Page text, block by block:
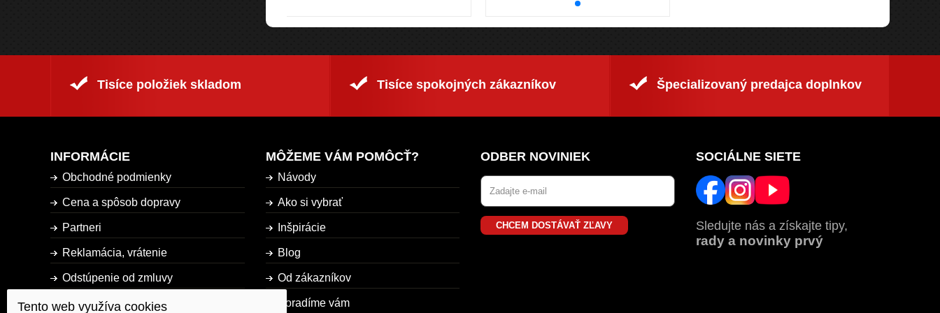
Tisíce položiek skladom Tisíce spokojných zákazníkov Špecializovaný predajca doplnkov
INFORMÁCIE
Obchodné podmienky
Cena a spôsob dopravy
Partneri
Reklamácia, vrátenie
Odstúpenie od zmluvy
Dostupnosť tovaru
MÔŽEME VÁM POMÔCŤ?
Návody
Ako si vybrať
Inšpirácie
Blog
Od zákazníkov
Poradíme vám
ODBER NOVINIEK
CHCEM DOSTÁVAŤ ZĽAVY
SOCIÁLNE SIETE
Sledujte nás a získajte tipy,
rady a novinky prvý
Tento web využíva cookies